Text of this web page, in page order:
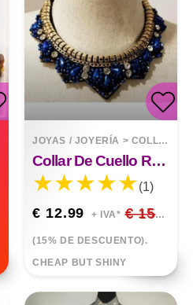
JOYAS / JOYERÍA > COLLARES
Collar De Cuello Redondo Con Colgante De Ropa Que Combina Con Todo
(1)
€ 12.99 + IVA* € 15.28
(15% DE DESCUENTO).
CHEAP BUT SHINY